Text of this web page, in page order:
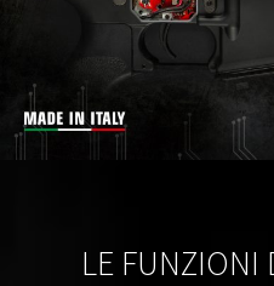
LE FUNZIONI